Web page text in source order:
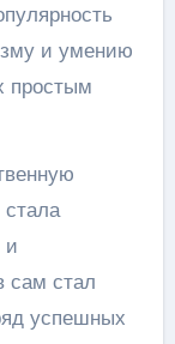
и умению
простым
и
сам стал
успешных